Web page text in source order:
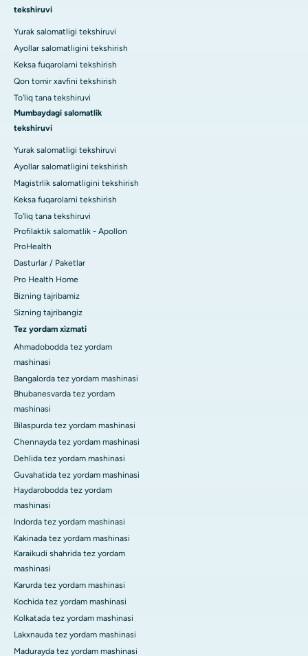
tekshiruvi
Yurak salomatligi tekshiruvi
Ayollar salomatligini tekshirish
Keksa fuqarolarni tekshirish
Qon tomir xavfini tekshirish
To'liq tana tekshiruvi
Mumbaydagi salomatlik
tekshiruvi
Yurak salomatligi tekshiruvi
Ayollar salomatligini tekshirish
Magistrlik salomatligini tekshirish
Keksa fuqarolarni tekshirish
To'liq tana tekshiruvi
Profilaktik salomatlik - Apollon
ProHealth
Dasturlar / Paketlar
Pro Health Home
Bizning tajribamiz
Sizning tajribangiz
Tez yordam xizmati
Ahmadobodda tez yordam
mashinasi
Bangalorda tez yordam mashinasi
Bhubanesvarda tez yordam
mashinasi
Bilaspurda tez yordam mashinasi
Chennayda tez yordam mashinasi
Dehlida tez yordam mashinasi
Guvahatida tez yordam mashinasi
Haydarobodda tez yordam
mashinasi
Indorda tez yordam mashinasi
Kakinada tez yordam mashinasi
Karaikudi shahrida tez yordam
mashinasi
Karurda tez yordam mashinasi
Kochida tez yordam mashinasi
Kolkatada tez yordam mashinasi
Lakxnauda tez yordam mashinasi
Madurayda tez yordam mashinasi